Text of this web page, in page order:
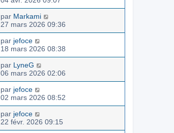
par Markami
27 mars 2026 09:36
par jefoce
18 mars 2026 08:38
par LyneG
06 mars 2026 02:06
par jefoce
02 mars 2026 08:52
par jefoce
22 févr. 2026 09:15